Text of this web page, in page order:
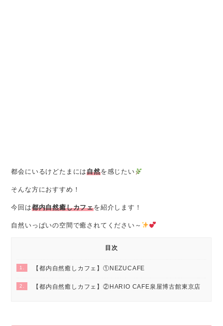
都会にいるけどたまには自然を感じたい
そんな方におすすめ！
今回は都内自然癒しカフェを紹介します！
自然いっぱいの空間で癒されてください～
目次
1. 【都内自然癒しカフェ】①NEZUCAFE
2. 【都内自然癒しカフェ】②HARIO CAFE泉屋博古館東京店